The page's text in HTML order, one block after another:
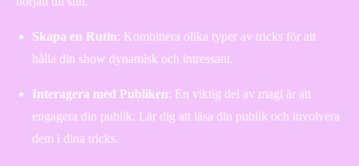
Skapa en Rutin: Kombinera olika typer av tricks för att
hålla din show dynamisk och intressant.
Interagera med Publiken: En viktig del av magi är att
engagera din publik. Lär dig att läsa din publik och involvera
dem i dina tricks.